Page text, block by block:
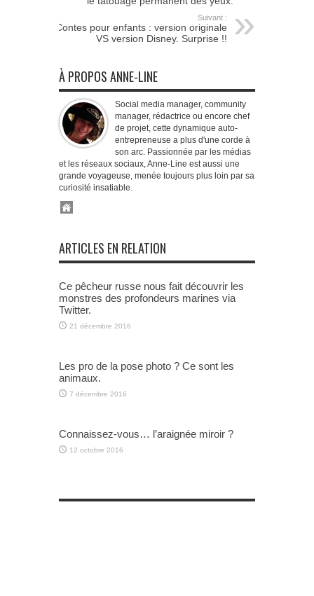
Suivant :
Contes pour enfants : version originale
VS version Disney. Surprise !!
À PROPOS ANNE-LINE
Social media manager, community
manager, rédactrice ou encore chef
de projet, cette dynamique auto-
entrepreneuse a plus d'une corde à
son arc. Passionnée par les médias
et les réseaux sociaux, Anne-Line est aussi une
grande voyageuse, menée toujours plus loin par sa
curiosité insatiable.
ARTICLES EN RELATION
Ce pêcheur russe nous fait découvrir les
monstres des profondeurs marines via
Twitter.
21 décembre 2016
Les pro de la pose photo ? Ce sont les
animaux.
7 décembre 2016
Connaissez-vous… l’araignée miroir ?
12 octobre 2016